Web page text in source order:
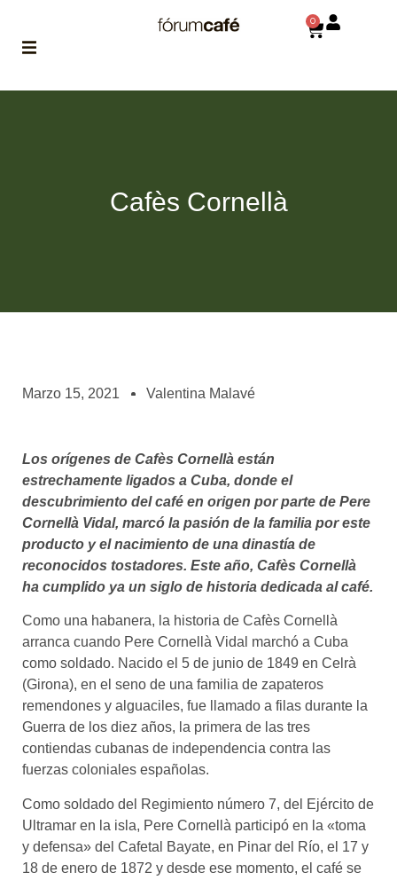
asociados
el café siempre tiene
algo nuevo que
enseñarnos
BOLSA DE TRABAJO
¡te imaginas vivir de tu pasión
por el café?
CONTACTO
¡queremos saber
de ti!
0
Cafès Cornellà
Marzo 15, 2021 Valentina Malavé
Los orígenes de Cafès Cornellà están
estrechamente ligados a Cuba, donde el
descubrimiento del café en origen por parte de Pere
Cornellà Vidal, marcó la pasión de la familia por este
producto y el nacimiento de una dinastía de
reconocidos tostadores. Este año, Cafès Cornellà
ha cumplido ya un siglo de historia dedicada al café.
Como una habanera, la historia de Cafès Cornellà
arranca cuando Pere Cornellà Vidal marchó a Cuba
como soldado. Nacido el 5 de junio de 1849 en Celrà
(Girona), en el seno de una familia de zapateros
remendones y alguaciles, fue llamado a filas durante la
Guerra de los diez años, la primera de las tres
contiendas cubanas de independencia contra las
fuerzas coloniales españolas.
Como soldado del Regimiento número 7, del Ejército de
Ultramar en la isla, Pere Cornellà participó en la «toma
y defensa» del Cafetal Bayate, en Pinar del Río, el 17 y
18 de enero de 1872 y desde ese momento, el café se